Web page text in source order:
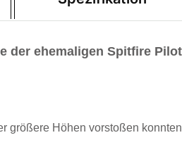
der ehemaligen Spitfire
größere Höhen vorstoßen